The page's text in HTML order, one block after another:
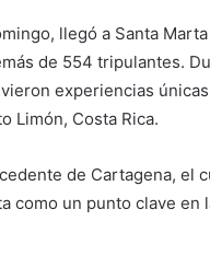
llegó a Santa
de 554 tripulantes.
experiencias
Limón, Costa Rica.
de Cartagena, el
como un punto clave en